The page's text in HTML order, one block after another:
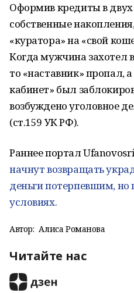
Оформив кредиты в
собственные
«куратора» на «свой
Когда мужчина захотел
то «наставник» пропал,
кабинет» был
возбуждено уголовное
(ст.159 УК РФ).
Раннее портал
начнут возвращать
деньги потерпевшим,
условиях.
Автор: Алиса Романова
Читайте нас